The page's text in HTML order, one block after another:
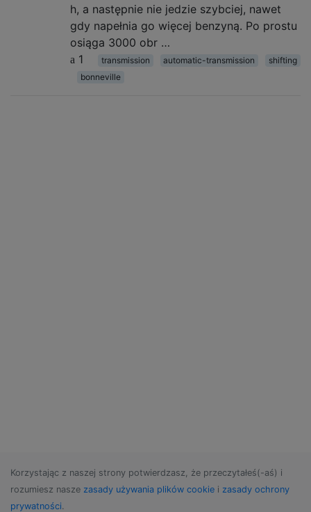
h, a następnie nie jedzie szybciej, nawet
gdy napełnia go więcej benzyną. Po prostu
osiąga 3000 obr …
1
transmission automatic-transmission
shifting
bonneville
Korzystając z naszej strony potwierdzasz, że przeczytałeś(-aś) i
rozumiesz nasze zasady używania plików cookie i zasady ochrony
prywatności.